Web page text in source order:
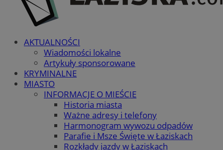
AKTUALNOŚCI
Wiadomości lokalne
Artykuły sponsorowane
KRYMINALNE
MIASTO
INFORMACJE O MIEŚCIE
Historia miasta
Ważne adresy i telefony
Harmonogram wywozu odpadów
Parafie i Msze Święte w Łaziskach
Rozkłady jazdy w Łaziskach